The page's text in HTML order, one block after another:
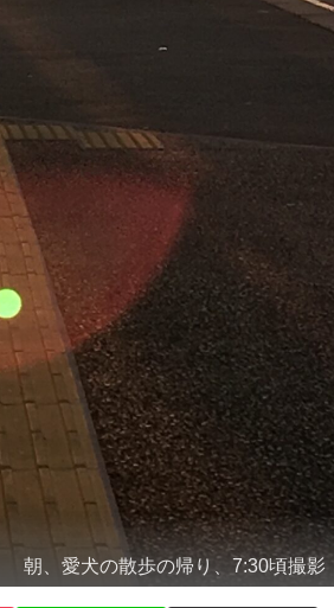
朝、愛犬の散歩の帰り、7:30頃撮影